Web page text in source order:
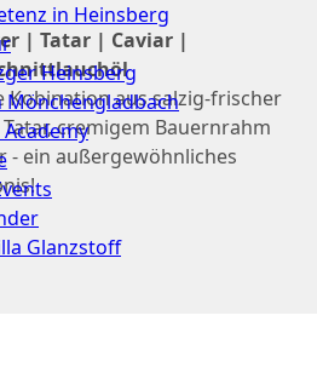
in Heinsberg
Heinsberg
Mönchengladbach
Glanzstoff
| Tatar | Caviar |
Kobination aus salzig-frischer
cremigem Bauernrahm
- ein außergewöhnliches